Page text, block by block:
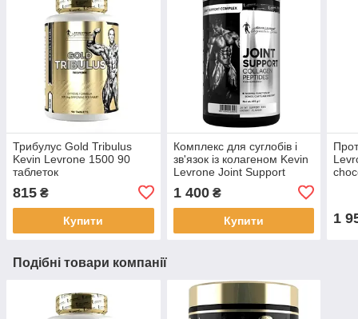
Трибулус Gold Tribulus
Kevin Levrone 1500 90
таблеток
815 ₴
Купити
Комплекс для суглобів і
зв'язок із колагеном Kevin
Levrone Joint Support
Кавун
1 400₴
Купити 1
Подібні товари компанії